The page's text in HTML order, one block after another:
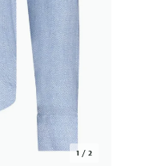
1 / 2